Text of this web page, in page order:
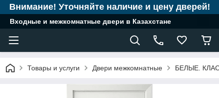
Внимание! Уточняйте наличие и цену дверей!
Входные и межкомнатные двери в Казахстане
Товары и услуги Двери межкомнатные БЕЛЫЕ.